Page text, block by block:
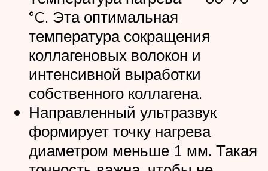
°C. Эта оптимальная
температура сокращения
коллагеновых волокон и
интенсивной выработки
собственного коллагена.
Направленный ультразвук
формирует точку нагрева
диаметром меньше 1 мм. Такая